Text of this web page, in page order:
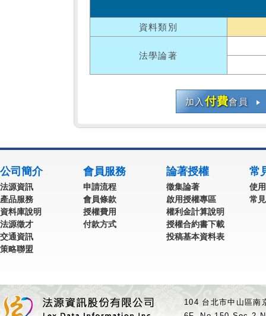
資料類別
法學論著
加入付費會員
公司簡介
法源資訊
產品服務
資料庫說明
法源徵才
交通資訊
策略聯盟
會員服務
申請流程
會員條款
授權費用
付款方式
論著授權
徵集論著
啟用授權專區
權利金計算說明
授權合約書下載
投稿基本資料表
常
使
常
104 台北市中山區